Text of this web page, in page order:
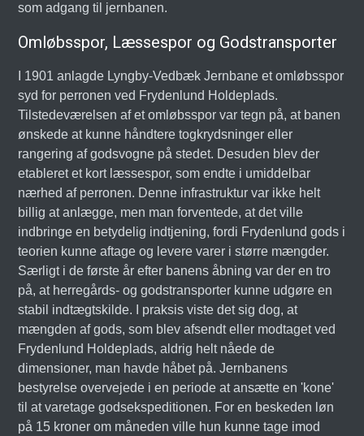
som adgang til jernbanen.
Omløbsspor, Læssespor og Godstransporter
I 1901 anlagde Lyngby-Vedbæk Jernbane et omløbsspor
syd for perronen ved Frydenlund Holdeplads.
Tilstedeværelsen af et omløbsspor var tegn på, at banen
ønskede at kunne håndtere togkrydsninger eller
rangering af godsvogne på stedet. Desuden blev der
etableret et kort læssespor, som endte i umiddelbar
nærhed af perronen. Denne infrastruktur var ikke helt
billig at anlægge, men man forventede, at det ville
indbringe en betydelig indtjening, fordi Frydenlund gods i
teorien kunne aftage og levere varer i større mængder.
Særligt i de første år efter banens åbning var der en tro
på, at herregårds- og godstransporter kunne udgøre en
stabil indtægtskilde. I praksis viste det sig dog, at
mængden af gods, som blev afsendt eller modtaget ved
Frydenlund Holdeplads, aldrig helt nåede de
dimensioner, man havde håbet på. Jernbanens
bestyrelse overvejede i en periode at ansætte en 'kone'
til at varetage godsekspeditionen. For en beskeden løn
på 15 kroner om måneden ville hun kunne tage imod